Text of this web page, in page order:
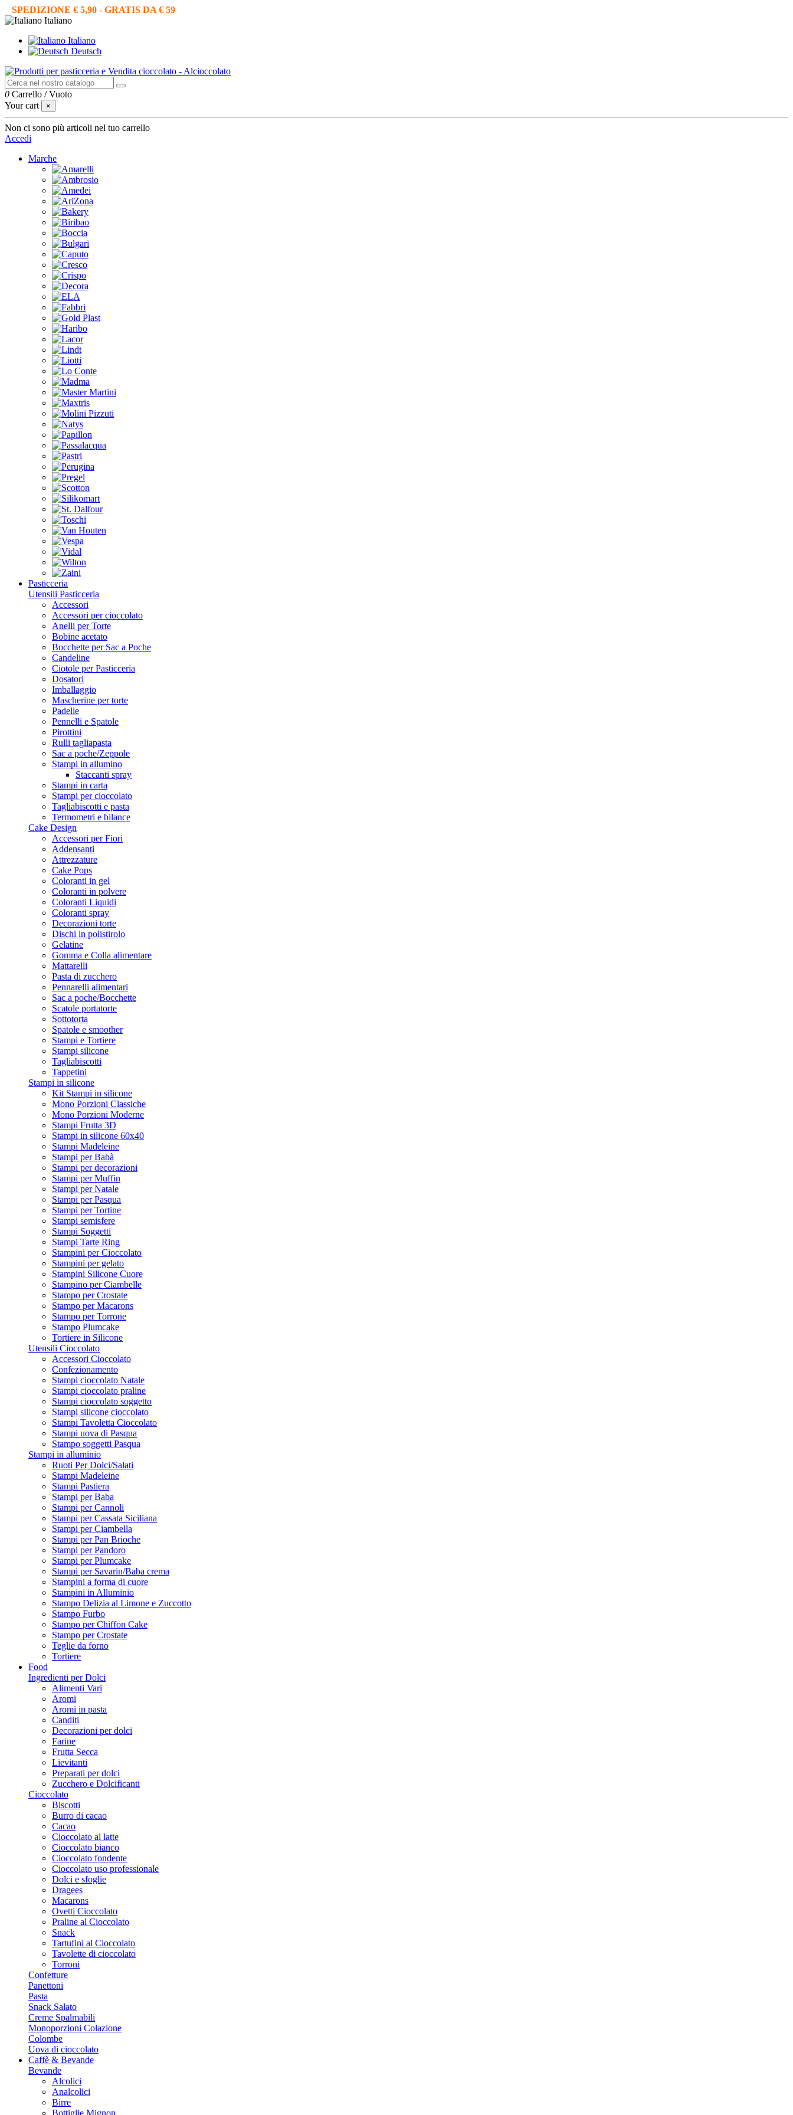
SPEDIZIONE € 5,90 - GRATIS DA € 59
Italiano
Italiano
Deutsch
0 Carrello /Vuoto
Your cart
×
Non ci sono più articoli nel tuo carrello
Accedi
Marche
Pasticceria
Utensili Pasticceria
Accessori
Accessori per cioccolato
Anelli per Torte
Bobine acetato
Bocchette per Sac a Poche
Candeline
Ciotole per Pasticceria
Dosatori
Imballaggio
Mascherine per torte
Padelle
Pennelli e Spatole
Pirottini
Rulli tagliapasta
Sac a poche/Zeppole
Stampi in allumino
Staccanti spray
Stampi in carta
Stampi per cioccolato
Tagliabiscotti e pasta
Termometri e bilance
Cake Design
Accessori per Fiori
Addensanti
Attrezzature
Cake Pops
Coloranti in gel
Coloranti in polvere
Coloranti Liquidi
Coloranti spray
Decorazioni torte
Dischi in polistirolo
Gelatine
Gomma e Colla alimentare
Mattarelli
Pasta di zucchero
Pennarelli alimentari
Sac a poche/Bocchette
Scatole portatorte
Sottotorta
Spatole e smoother
Stampi e Tortiere
Stampi silicone
Tagliabiscotti
Tappetini
Stampi in silicone
Kit Stampi in silicone
Mono Porzioni Classiche
Mono Porzioni Moderne
Stampi Frutta 3D
Stampi in silicone 60x40
Stampi Madeleine
Stampi per Babà
Stampi per decorazioni
Stampi per Muffin
Stampi per Natale
Stampi per Pasqua
Stampi per Tortine
Stampi semisfere
Stampi Soggetti
Stampi Tarte Ring
Stampini per Cioccolato
Stampini per gelato
Stampini Silicone Cuore
Stampino per Ciambelle
Stampo per Crostate
Stampo per Macarons
Stampo per Torrone
Stampo Plumcake
Tortiere in Silicone
Utensili Cioccolato
Accessori Cioccolato
Confezionamento
Stampi cioccolato Natale
Stampi cioccolato praline
Stampi cioccolato soggetto
Stampi silicone cioccolato
Stampi Tavoletta Cioccolato
Stampi uova di Pasqua
Stampo soggetti Pasqua
Stampi in alluminio
Ruoti Per Dolci/Salati
Stampi Madeleine
Stampi Pastiera
Stampi per Baba
Stampi per Cannoli
Stampi per Cassata Siciliana
Stampi per Ciambella
Stampi per Pan Brioche
Stampi per Pandoro
Stampi per Plumcake
Stampi per Savarin/Baba crema
Stampini a forma di cuore
Stampini in Alluminio
Stampo Delizia al Limone e Zuccotto
Stampo Furbo
Stampo per Chiffon Cake
Stampo per Crostate
Teglie da forno
Tortiere
Food
Ingredienti per Dolci
Alimenti Vari
Aromi
Aromi in pasta
Canditi
Decorazioni per dolci
Farine
Frutta Secca
Lievitanti
Preparati per dolci
Zucchero e Dolcificanti
Cioccolato
Biscotti
Burro di cacao
Cacao
Cioccolato al latte
Cioccolato bianco
Cioccolato fondente
Cioccolato uso professionale
Dolci e sfoglie
Dragees
Macarons
Ovetti Cioccolato
Praline al Cioccolato
Snack
Tartufini al Cioccolato
Tavolette di cioccolato
Torroni
Confetture
Panettoni
Pasta
Snack Salato
Creme Spalmabili
Monoporzioni Colazione
Colombe
Uova di cioccolato
Caffè & Bevande
Bevande
Alcolici
Analcolici
Birre
Bottiglie Mignon